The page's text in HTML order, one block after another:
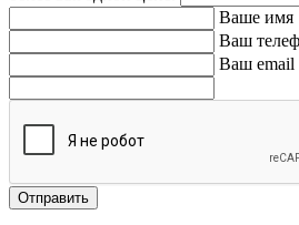
Ваше имя
Ваш
Ваш email
Отправить